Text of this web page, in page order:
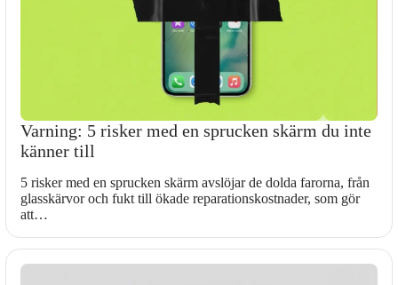
Varning: 5 risker med en sprucken skärm du inte
känner till
5 risker med en sprucken skärm avslöjar de dolda farorna, från
glasskärvor och fukt till ökade reparationskostnader, som gör
att…